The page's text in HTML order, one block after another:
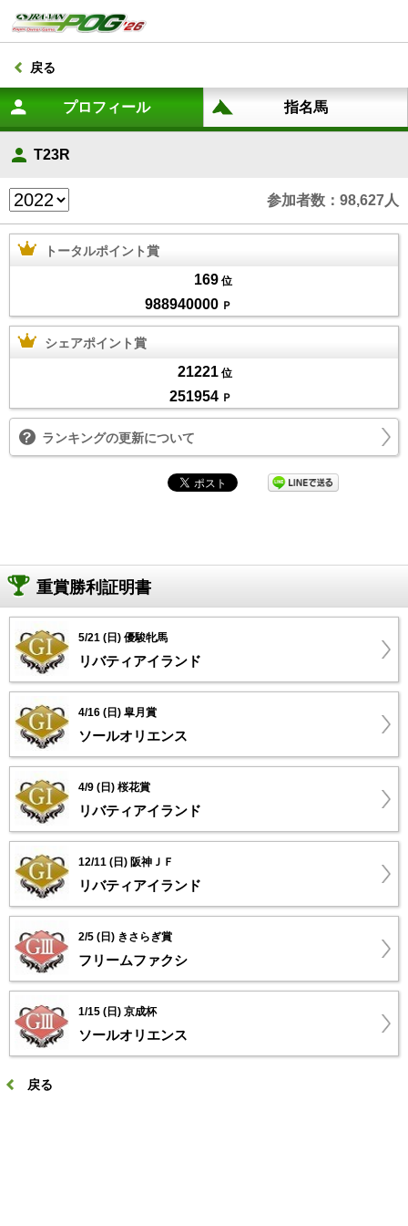
戻る
T23R
参加者数：98,627人
トータルポイント賞
169 位
988940000 Ｐ
シェアポイント賞
21221 位
251954 Ｐ
ランキングの更新について
重賞勝利証明書
5/21 (日) 優駿牝馬
リバティアイランド
4/16 (日) 皐月賞
ソールオリエンス
4/9 (日) 桜花賞
リバティアイランド
12/11 (日) 阪神ＪＦ
リバティアイランド
2/5 (日) きさらぎ賞
フリームファクシ
1/15 (日) 京成杯
ソールオリエンス
戻る